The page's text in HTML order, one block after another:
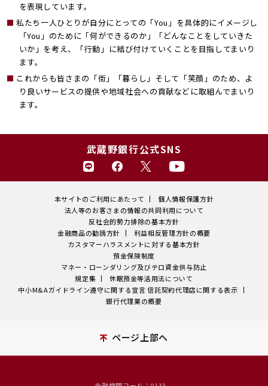
を表現しています。
私たち一人ひとりが自分にとっての「You」を具体的にイメージし
「You」のために「何ができるのか」「どんなことをしていきた
いか」を考え、
「行動」に結び付けていくことを目指してまいり
ます。
これからも皆さまの「街」「暮らし」そして「笑顔」のため、よ
り良いサービスの提供や地域社会への貢献などに取組んでまいり
ます。
武蔵野銀行公式SNS
本サイトのご利用にあたって
個人情報保護方針
法人等のお客さまの情報の共同利用について
反社会的勢力排除の基本方針
金融商品の勧誘方針
利益相反管理方針の概要
カスタマーハラスメントに対する基本方針
預金保険制度
マネー・ローンダリング及びテロ資金供与防止
規定集
休眠預金等活用法について
中小M&Aガイドライン遵守に関する宣言 信託契約代理店に関する表示
銀行代理業の概要
ページ上部へ